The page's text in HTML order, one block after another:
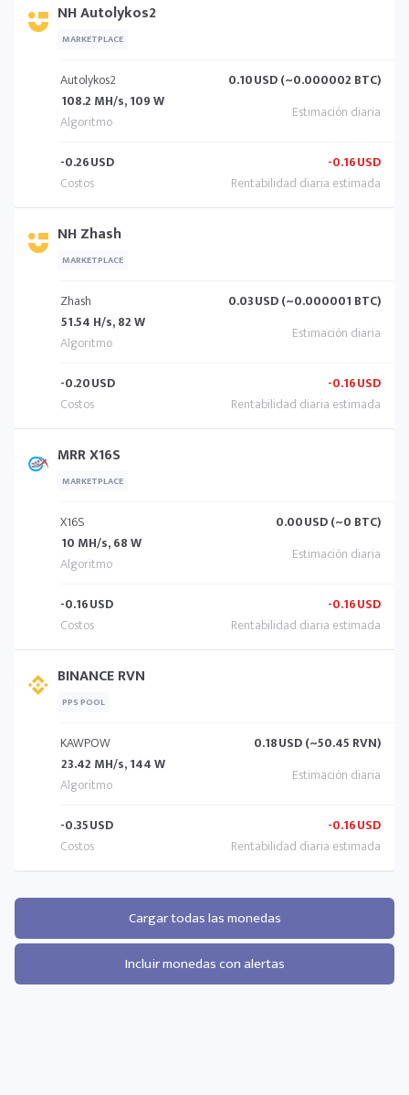
NH Autolykos2
MARKETPLACE
Autolykos2
108.2 MH/s, 109 W
0.10USD (~0.000002 BTC)
-0.26USD -0.16USD
NH Zhash
MARKETPLACE
Zhash
51.54 H/s, 82 W
0.03USD (~0.000001 BTC)
-0.20USD -0.16USD
MRR X16S
MARKETPLACE
X16S
10 MH/s, 68 W
0.00USD (~0 BTC)
-0.16USD -0.16USD
BINANCE RVN
PPS POOL
KAWPOW
23.42 MH/s, 144 W
0.18USD (~50.45 RVN)
-0.35USD -0.16USD
Cargar todas las monedas
Incluir monedas con alertas